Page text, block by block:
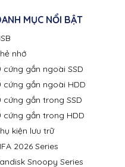
MỤC NỔI BẬT
nhớ
cứng gắn ngoài SSD
cứng gắn ngoài HDD
cứng gắn trong SSD
cứng gắn trong HDD
kiện lưu trữ
2026 Series
Snoopy Series